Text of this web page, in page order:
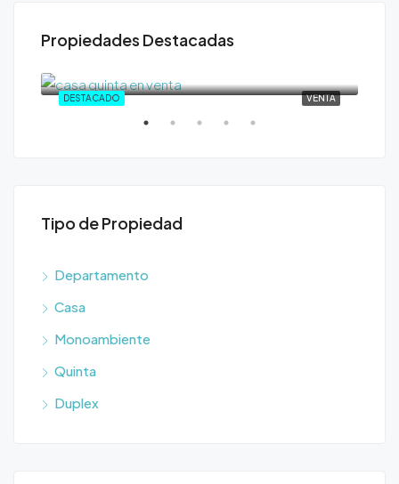
Propiedades Destacadas
VENTA
DESTACADO
Tipo de Propiedad
Departamento
Casa
Monoambiente
Quinta
Duplex